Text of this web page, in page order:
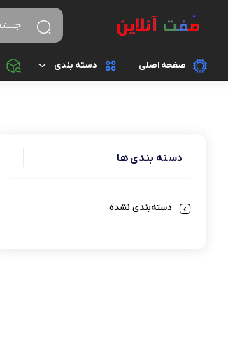
صفحه اصلی دسته بندی
ساعت
دسته بندی ها
دسته‌بندی نشده